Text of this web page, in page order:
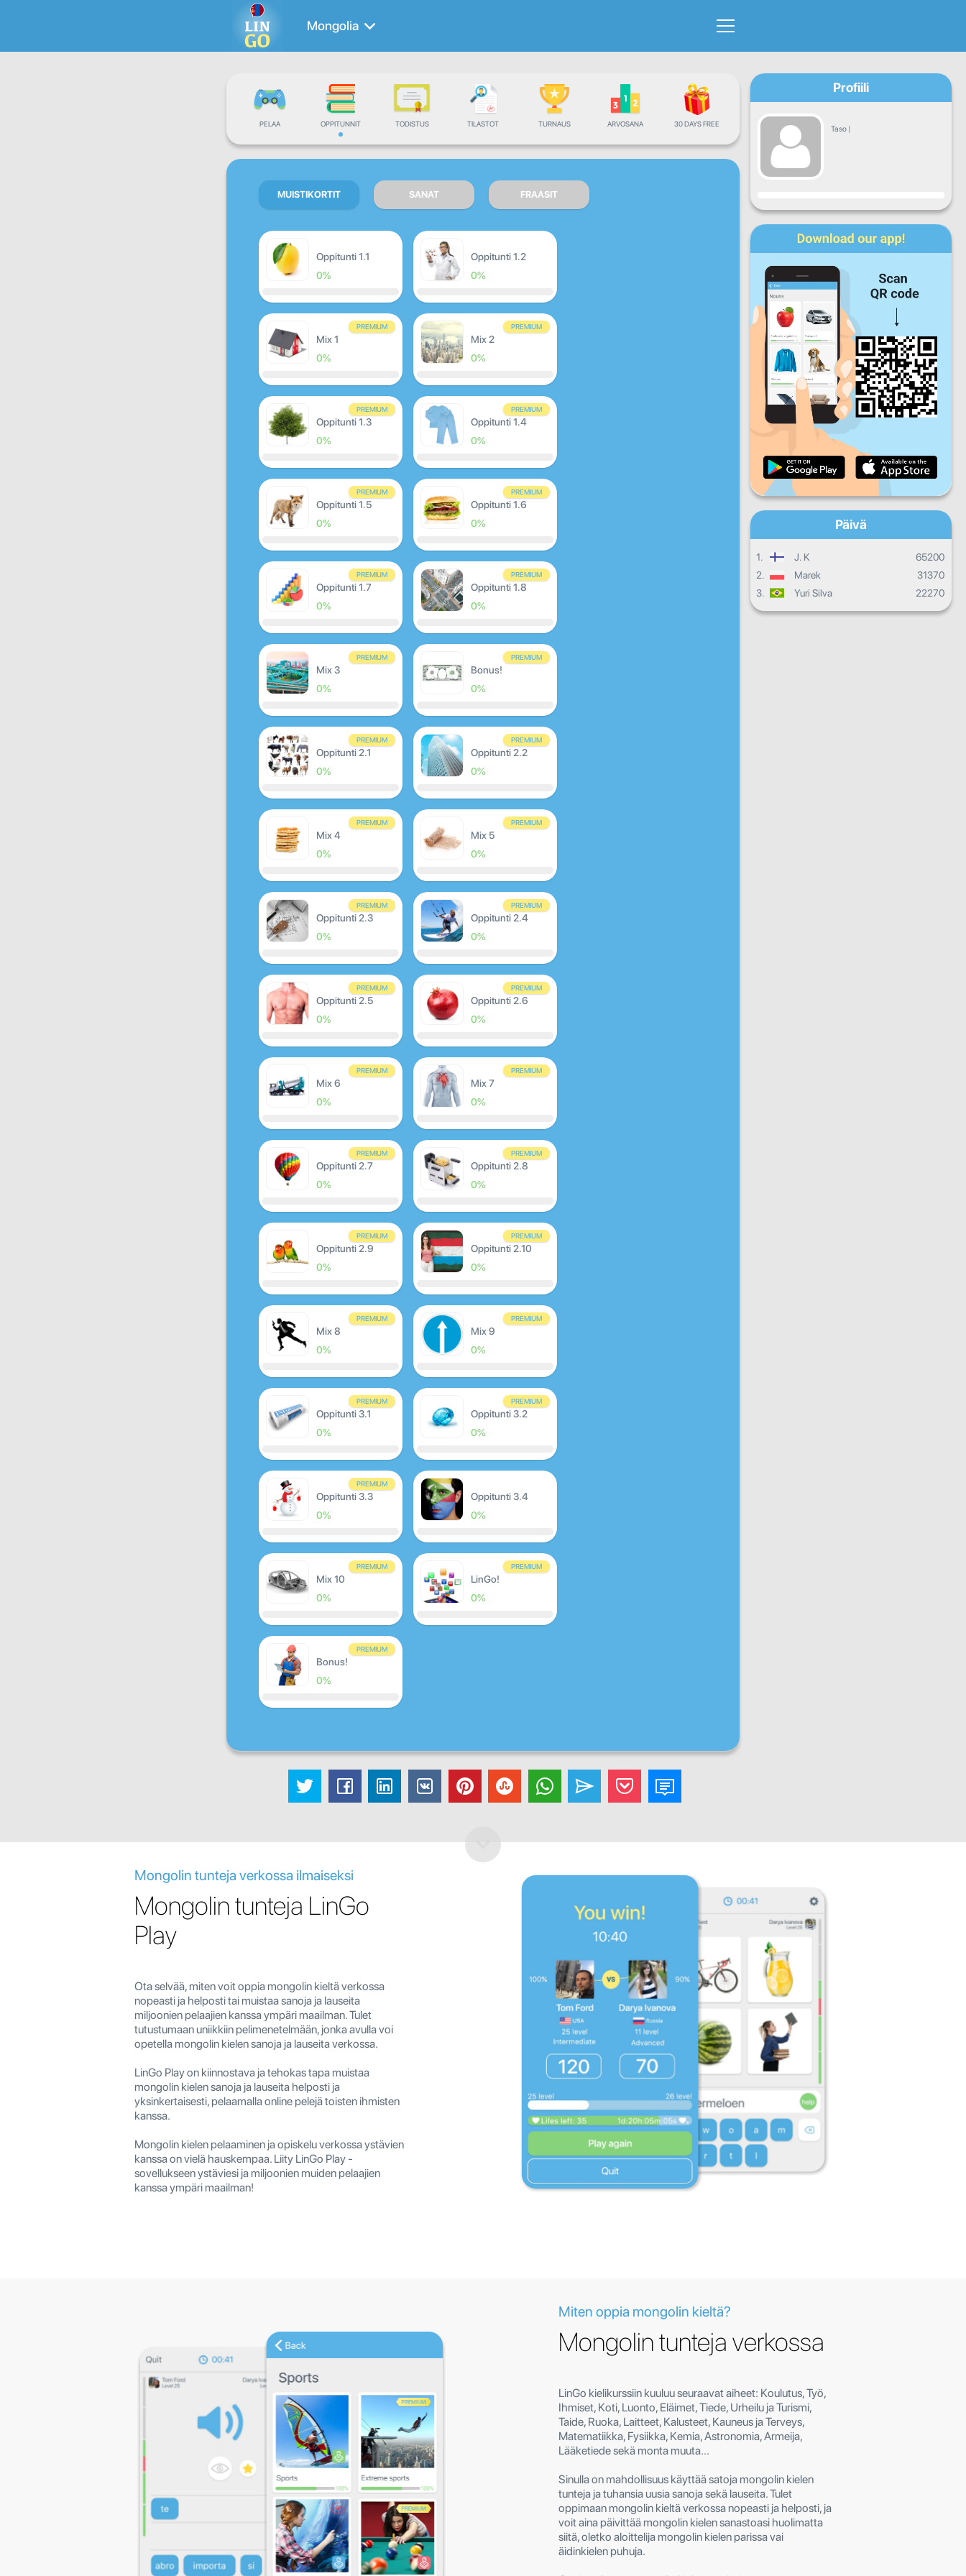
Mongolia
PELAA OPPITUNNIT TODISTUS TILASTOT TURNAUS ARVOSANA 30 DAYS FREE
MUISTIKORTIT SANAT FRAASIT
Oppitunti 1.1
0%
Oppitunti 1.2
0%
PREMIUM
Mix 1
0%
PREMIUM
Mix 2
0%
PREMIUM
Oppitunti 1.3
0%
PREMIUM
Oppitunti 1.4
0%
PREMIUM
Oppitunti 1.5
0%
PREMIUM
Oppitunti 1.6
0%
PREMIUM
Oppitunti 1.7
0%
PREMIUM
Oppitunti 1.8
0%
PREMIUM
Mix 3
0%
PREMIUM
Bonus!
0%
PREMIUM
Oppitunti 2.1
0%
PREMIUM
Oppitunti 2.2
0%
PREMIUM
Mix 4
0%
PREMIUM
Mix 5
0%
PREMIUM
Oppitunti 2.3
0%
PREMIUM
Oppitunti 2.4
0%
PREMIUM
Oppitunti 2.5
0%
PREMIUM
Oppitunti 2.6
0%
PREMIUM
Mix 6
0%
PREMIUM
Mix 7
0%
PREMIUM
Oppitunti 2.7
0%
PREMIUM
Oppitunti 2.8
0%
PREMIUM
Oppitunti 2.9
0%
PREMIUM
Oppitunti 2.10
0%
PREMIUM
Mix 8
0%
PREMIUM
Mix 9
0%
PREMIUM
Oppitunti 3.1
0%
PREMIUM
Oppitunti 3.2
0%
PREMIUM
Oppitunti 3.3
0%
Oppitunti 3.4
0%
PREMIUM
Mix 10
0%
PREMIUM
LinGo!
0%
PREMIUM
Bonus!
0%
Profiili
Taso |
Edistyminen
Ma Ke To
La Su
Päivittäinen edistyminen
Kuukausittainen edistyminen
Kokonaisedistyminen
Päivä
1. J. K
65200
2.
Marek
31370
3.
Yuri Silva 22270
Mongolin tunteja verkossa ilmaiseksi
Mongolin tunteja LinGo
Play
Ota selvää, miten voit oppia mongolin kieltä verkossa
nopeasti ja helposti tai muistaa sanoja ja lauseita
miljoonien pelaajien kanssa ympäri maailman. Tulet
tutustumaan uniikkiin pelimenetelmään, jonka avulla voi
opetella mongolin kielen sanoja ja lauseita verkossa.
LinGo Play on kiinnostava ja tehokas tapa muistaa
mongolin kielen sanoja ja lauseita helposti ja
yksinkertaisesti, pelaamalla online pelejä toisten ihmisten
kanssa.
Mongolin kielen pelaaminen ja opiskelu verkossa ystävien
kanssa on vielä hauskempaa. Liity LinGo Play -
sovellukseen ystäviesi ja miljoonien muiden pelaajien
kanssa ympäri maailman!
Miten oppia mongolin kieltä?
Mongolin tunteja verkossa
LinGo kielikurssiin kuuluu seuraavat aiheet: Koulutus, Työ,
Ihmiset, Koti, Luonto, Eläimet, Tiede, Urheilu ja Turismi,
Taide, Ruoka, Laitteet, Kalusteet, Kauneus ja Terveys,
Matematiikka, Fysiikka, Kemia, Astronomia, Armeija,
Lääketiede sekä monta muuta...
Sinulla on mahdollisuus käyttää satoja mongolin kielen
tunteja ja tuhansia uusia sanoja sekä lauseita. Tulet
oppimaan mongolin kieltä verkossa nopeasti ja helposti, ja
voit aina päivittää mongolin kielen sanastoasi huolimatta
siitä, oletko aloittelija mongolin kielen parissa vai
äidinkielen puhuja.